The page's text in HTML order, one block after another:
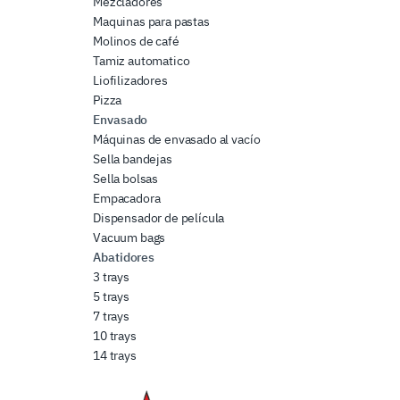
Maquinas para pastas
Molinos de café
Tamiz automatico
Liofilizadores
Pizza
Envasado
Máquinas de envasado al vacío
Sella bandejas
Sella bolsas
Empacadora
Dispensador de película
Vacuum bags
Abatidores
3 trays
5 trays
7 trays
10 trays
14 trays